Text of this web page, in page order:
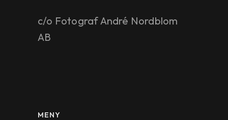
c/o Fotograf André Nordblom
AB
MENY